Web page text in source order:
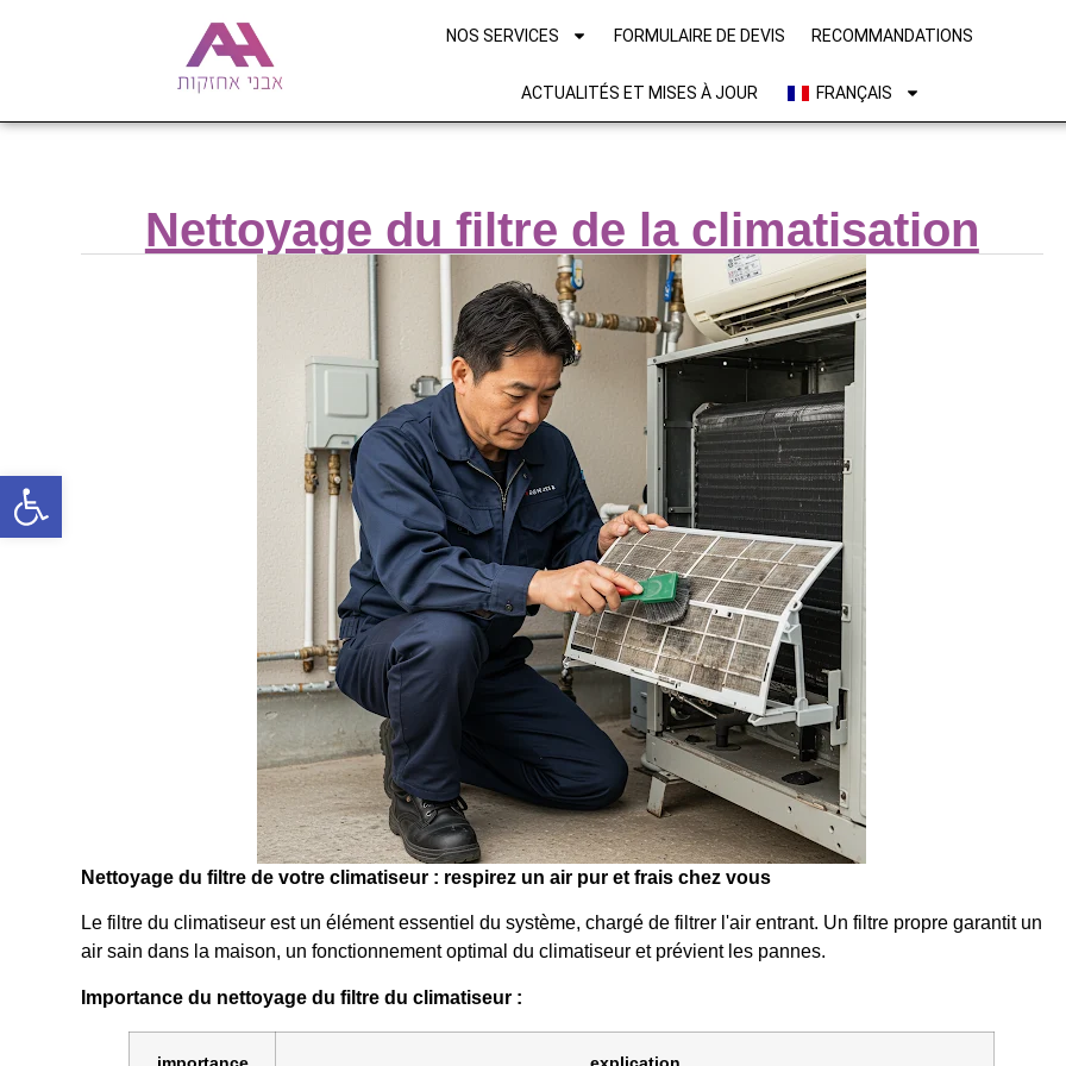
NOS SERVICES FORMULAIRE DE DEVIS RECOMMANDATIONS
ACTUALITÉS ET MISES À JOUR FRANÇAIS
Nettoyage du filtre de la climatisation
Nettoyage du filtre de votre climatiseur : respirez un air pur et frais chez vous
Le filtre du climatiseur est un élément essentiel du système, chargé de filtrer l'air entrant. Un filtre propre garantit un
air sain dans la maison, un fonctionnement optimal du climatiseur et prévient les pannes.
Importance du nettoyage du filtre du climatiseur :
importance explication
Ouvrir la barre d’outils